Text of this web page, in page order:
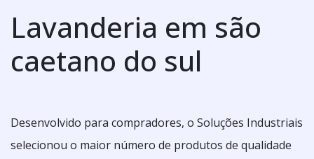
Lavanderia em são
caetano do sul
Desenvolvido para compradores, o Soluções Industriais
selecionou o maior número de produtos de qualidade